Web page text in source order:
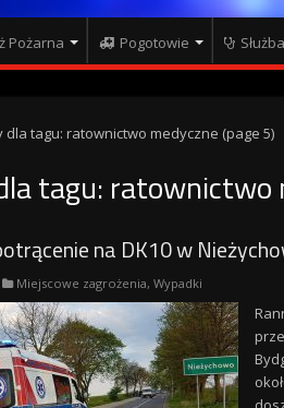
Pożarna Pogotowie
dla tagu: ratownictwo medyczne (page 5)
tagu: ratownictwo
na DK10 w
Miejscowe zagrożenia, Wypadki